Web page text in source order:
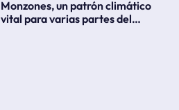
Monzones, un patrón climático
vital para varias partes del